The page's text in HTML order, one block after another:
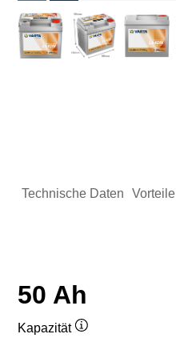
Technische Daten Vorteile
50 Ah
Kapazität